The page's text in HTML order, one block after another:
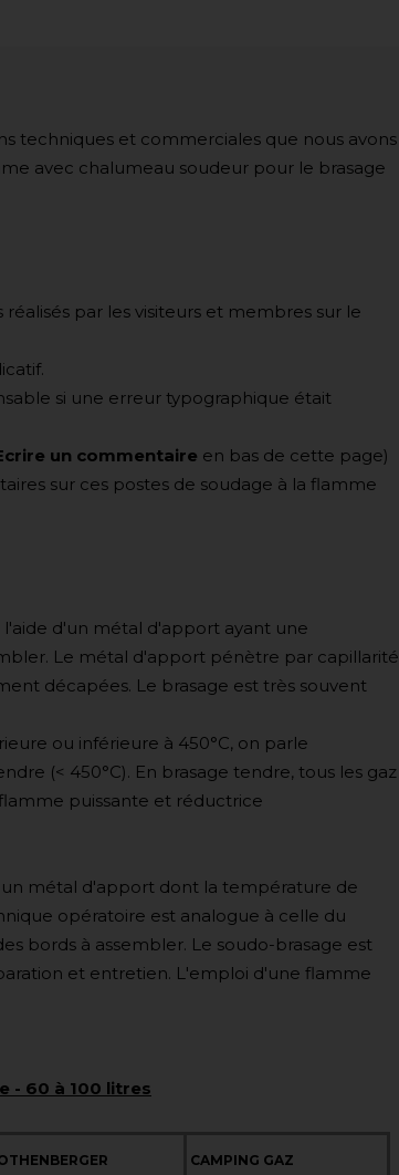
techniques et commerciales que nous avons
avec chalumeau soudeur pour le brasage
par les visiteurs et membres sur le
si une erreur typographique était
un commentaire en bas de cette page)
sur ces postes de soudage à la flamme
d'un métal d'apport ayant une
Le métal d'apport pénètre par capillarité
décapées. Le brasage est très souvent
ou inférieure à 450°C, on parle
(< 450°C). En brasage tendre, tous les gaz
puissante et réductrice
métal d'apport dont la température de
opératoire est analogue à celle du
bords à assembler. Le soudo-brasage est
et entretien. L'emploi d'une flamme
- 60 à 100 litres
CAMPING GAZ